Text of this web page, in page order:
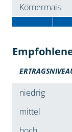
Körnermais
niedrig
mittel